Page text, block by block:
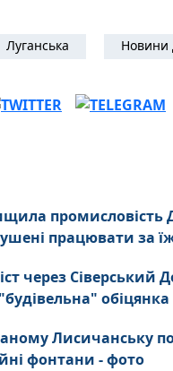
Луганська Новини
промисловість
працювати за
через Сіверський
обіцянка
Лисичанську
фонтани - фото